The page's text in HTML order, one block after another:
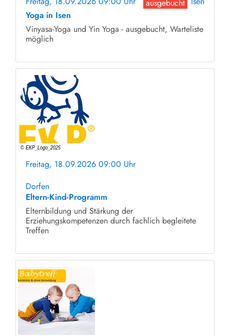
ausgebucht
Yoga in Isen
Vinyasa-Yoga und Yin Yoga - ausgebucht, Warteliste
möglich
Freitag, 18.09.2026 09:00 Uhr
Dorfen
Eltern-Kind-Programm
Elternbildung und Stärkung der
Erziehungskompetenzen durch fachlich begleitete
Treffen